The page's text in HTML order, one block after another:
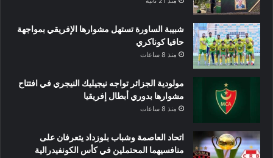
شبيبة الساورة تستهل مشوارها الإفريقي بمواجهة
حافيا كوناكري
منذ 8 ساعات
مولودية الجزائر تواجه نيجيليك النيجري في افتتاح
مشوارها بدوري أبطال إفريقيا
منذ 8 ساعات
اتحاد العاصمة وشباب بلوزداد يتعرفان على
منافسيهما المحتملين في كأس الكونفيدرالية